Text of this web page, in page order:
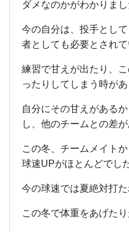
ダメなのかがわかりまし
今の自分は、投手とし
者としても必要とされて
練習で甘えが出たり、
ったりしてしまう時があ
自分にその甘えがある
し、他のチームとの差が
この冬、チームメイト
球速UPがほとんどでした
今の球速では夏絶対打た
この冬で体重をあげた